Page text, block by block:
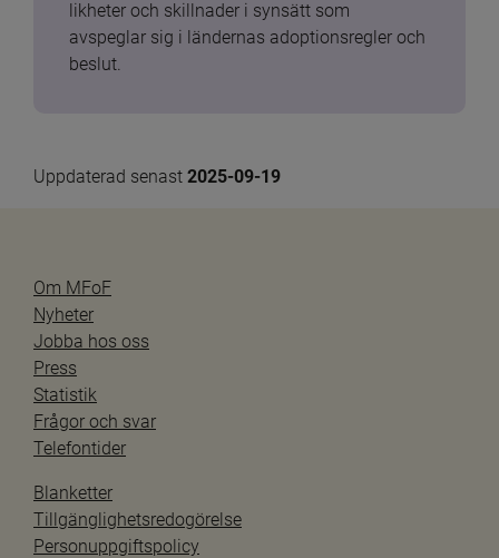
likheter och skillnader i synsätt som
avspeglar sig i ländernas adoptionsregler och
beslut.
Uppdaterad senast 2025-09-19
Om MFoF
Nyheter
Jobba hos oss
Press
Statistik
Frågor och svar
Telefontider
Blanketter
Tillgänglighetsredogörelse
Personuppgiftspolicy